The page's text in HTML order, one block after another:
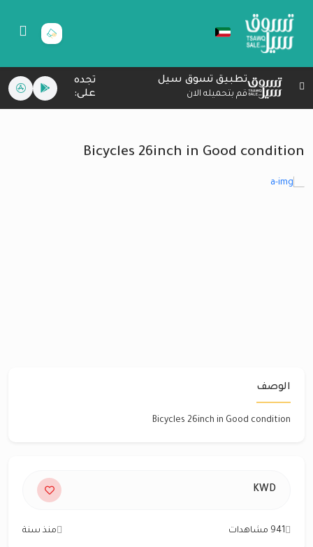
تطبيق تسوق سيل
قم بتحميله الان
تجده
على:
Bicycles 26inch in Good condition
الوصف
Bicycles 26inch in Good condition
KWD
941 مشاهدات منذ سنة